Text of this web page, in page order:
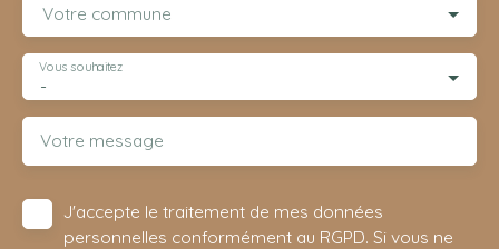
Votre commune
-
Vous souhaitez
Votre message
J'accepte le traitement de mes données
personnelles conformément au RGPD. Si vous ne